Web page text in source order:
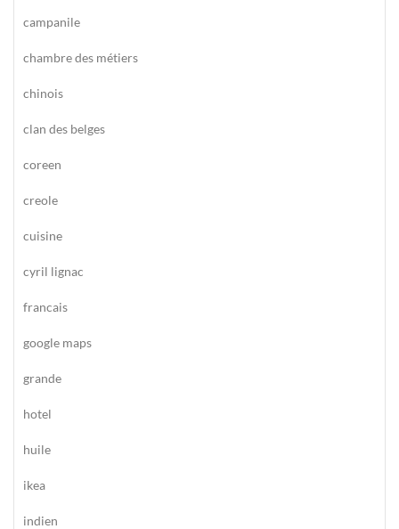
campanile
chambre des métiers
chinois
clan des belges
coreen
creole
cuisine
cyril lignac
francais
google maps
grande
hotel
huile
ikea
indien